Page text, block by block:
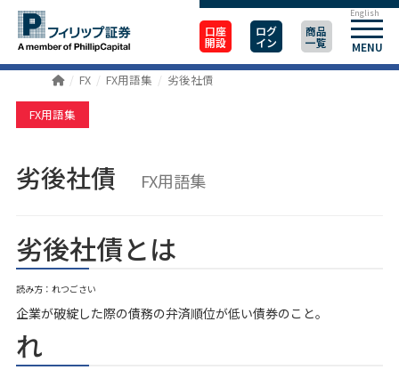
口座
開設
ログ
イン
商品
一覧 MENU
English
FX FX用語集 劣後社債
FX用語集
劣後社債 FX用語集
劣後社債とは
読み方：れつごさい
企業が破綻した際の債務の弁済順位が低い債券のこと。
れ